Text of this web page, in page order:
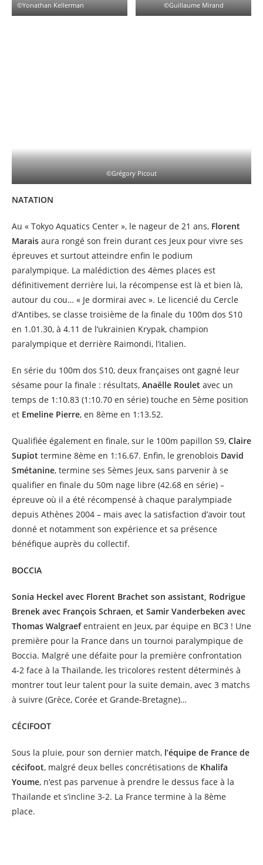
©Yonathan Kellerman ©Guillaume Mirand
©Grégory Picout
NATATION
Au « Tokyo Aquatics Center », le nageur de 21 ans, Florent
Marais aura rongé son frein durant ces Jeux pour vivre ses
épreuves et surtout atteindre enfin le podium
paralympique. La malédiction des 4èmes places est
définitivement derrière lui, la récompense est là et bien là,
autour du cou… « Je dormirai avec ». Le licencié du Cercle
d’Antibes, se classe troisième de la finale du 100m dos S10
en 1.01.30, à 4.11 de l’ukrainien Krypak, champion
paralympique et derrière Raimondi, l’italien.
En série du 100m dos S10, deux françaises ont gagné leur
sésame pour la finale : résultats, Anaëlle Roulet avec un
temps de 1:10.83 (1:10.70 en série) touche en 5ème position
et Emeline Pierre, en 8ème en 1:13.52.
Qualifiée également en finale, sur le 100m papillon S9, Claire
Supiot termine 8ème en 1:16.67. Enfin, le grenoblois David
Smétanine, termine ses 5èmes Jeux, sans parvenir à se
qualifier en finale du 50m nage libre (42.68 en série) –
épreuve où il a été récompensé à chaque paralympiade
depuis Athènes 2004 – mais avec la satisfaction d’avoir tout
donné et notamment son expérience et sa présence
bénéfique auprès du collectif.
BOCCIA
Sonia Heckel avec Florent Brachet son assistant, Rodrigue
Brenek avec François Schraen, et Samir Vanderbeken avec
Thomas Walgraefentraient en Jeux, par équipe en BC3 ! Une
première pour la France dans un tournoi paralympique de
Boccia. Malgré une défaite pour la première confrontation
4-2 face à la Thaïlande, les tricolores restent déterminés à
montrer tout leur talent pour la suite demain, avec 3 matchs
à suivre (Grèce, Corée et Grande-Bretagne)…
CÉCIFOOT
Sous la pluie, pour son dernier match, l’équipe de France de
cécifoot, malgré deux belles concrétisations de Khalifa
Youme, n’est pas parvenue à prendre le dessus face à la
Thaïlande et s’incline 3-2. La France termine à la 8ème
place.